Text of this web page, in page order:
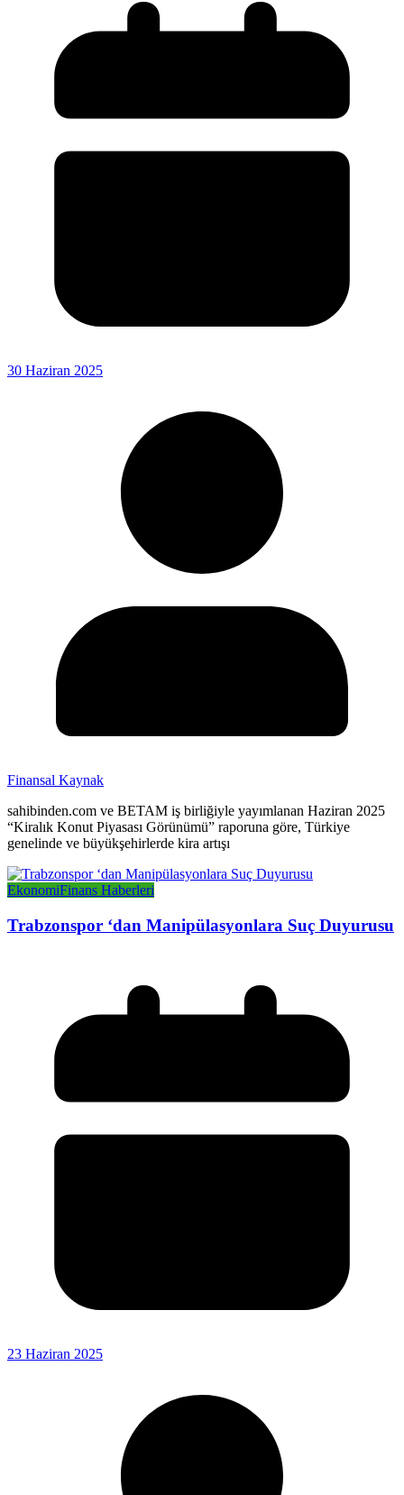
30 Haziran 2025
Finansal Kaynak
sahibinden.com ve BETAM iş birliğiyle yayımlanan Haziran 2025
“Kiralık Konut Piyasası Görünümü” raporuna göre, Türkiye
genelinde ve büyükşehirlerde kira artışı
EkonomiFinans Haberleri
Trabzonspor ‘dan Manipülasyonlara Suç Duyurusu
23 Haziran 2025